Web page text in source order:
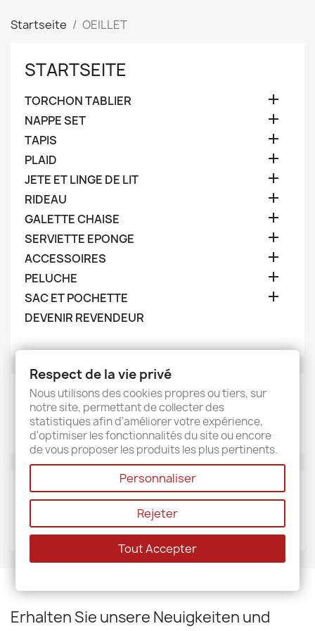
Startseite OEILLET
STARTSEITE
TORCHON TABLIER 
NAPPE SET 
TAPIS 
PLAID 
JETE ET LINGE DE LIT 
RIDEAU 
GALETTE CHAISE 
SERVIETTE EPONGE 
ACCESSOIRES 
PELUCHE 
SAC ET POCHETTE 
DEVENIR REVENDEUR
MARKEN
Sud étoffe
LIEFERANTEN
Erhalten Sie unsere Neuigkeiten und
Respect de la vie privé
Nous utilisons des cookies propres ou tiers, sur
notre site, permettant de collecter des
statistiques afin d'améliorer votre expérience,
d'optimiser les fonctionnalités du site ou encore
de vous proposer les produits les plus pertinents.
Personnaliser
Rejeter
Tout Accepter